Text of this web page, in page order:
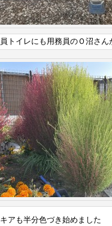
トイレにも用務員のＯ沼さん
アも半分色づき始めました